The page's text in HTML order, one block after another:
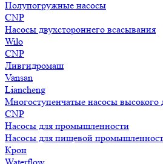
Полупогружные насосы
CNP
Насосы двухстороннего всасывания
Wilo
CNP
Ливгидромаш
Vansan
Liancheng
Многоступенчатые насосы высокого
CNP
Насосы для промышленности
Насосы для пищевой
Крон